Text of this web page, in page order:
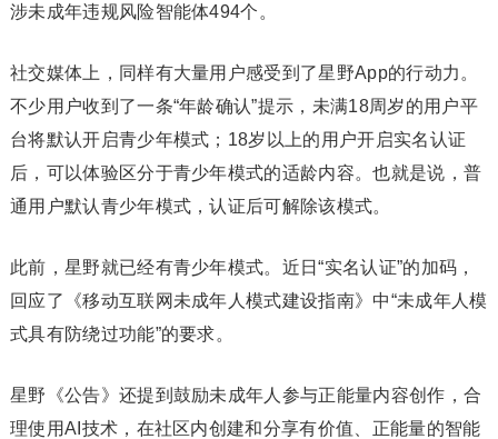
涉未成年违规风险智能体494个。
社交媒体上，同样有大量用户感受到了星野App的行动力。
不少用户收到了一条“年龄确认”提示，未满18周岁的用户平
台将默认开启青少年模式；18岁以上的用户开启实名认证
后，可以体验区分于青少年模式的适龄内容。也就是说，普
通用户默认青少年模式，认证后可解除该模式。
此前，星野就已经有青少年模式。近日“实名认证”的加码，
回应了《移动互联网未成年人模式建设指南》中“未成年人模
式具有防绕过功能”的要求。
星野《公告》还提到鼓励未成年人参与正能量内容创作，合
理使用AI技术，在社区内创建和分享有价值、正能量的智能